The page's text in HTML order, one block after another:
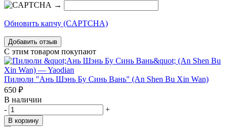
→
Обновить капчу (CAPTCHA)
С этим товаром покупают
Пилюли "Ань Шэнь Бу Синь Вань" (An Shen Bu Xin Wan)
650 ₽
В наличии
-
+
В корзину